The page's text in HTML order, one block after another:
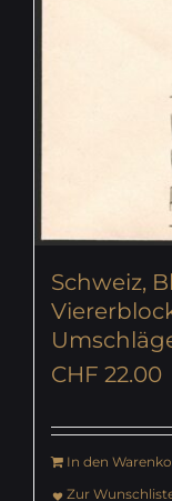
Schweiz,
CHF 22.00
In den
Zur